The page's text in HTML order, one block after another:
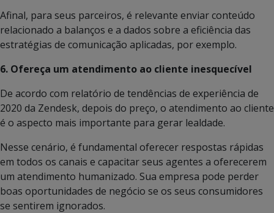
Afinal, para seus parceiros, é relevante enviar conteúdo
relacionado a balanços e a dados sobre a eficiência das
estratégias de comunicação aplicadas, por exemplo.
6. Ofereça um atendimento ao cliente inesquecível
De acordo com relatório de tendências de experiência de
2020 da Zendesk, depois do preço, o atendimento ao cliente
é o aspecto mais importante para gerar lealdade.
Nesse cenário, é fundamental oferecer respostas rápidas
em todos os canais e capacitar seus agentes a oferecerem
um atendimento humanizado. Sua empresa pode perder
boas oportunidades de negócio se os seus consumidores
se sentirem ignorados.